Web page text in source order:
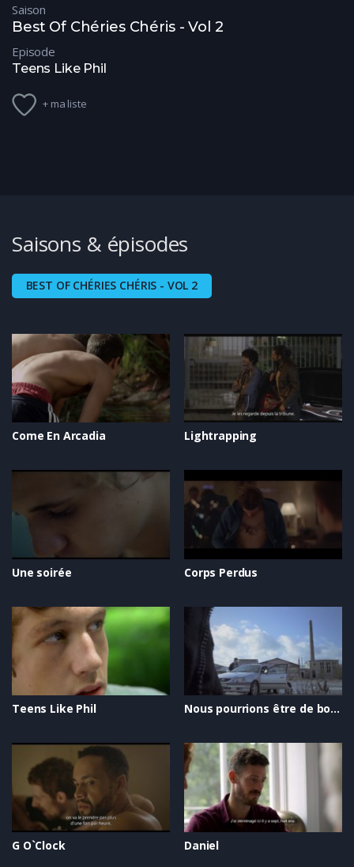
Saison
Best Of Chéries Chéris - Vol 2
Episode
Teens Like Phil
+ ma liste
Saisons & épisodes
BEST OF CHÉRIES CHÉRIS - VOL 2
Come En Arcadia Lightrapping
Une soirée Corps Perdus
Teens Like Phil Nous pourrions être de bons parents
G O`Clock Daniel